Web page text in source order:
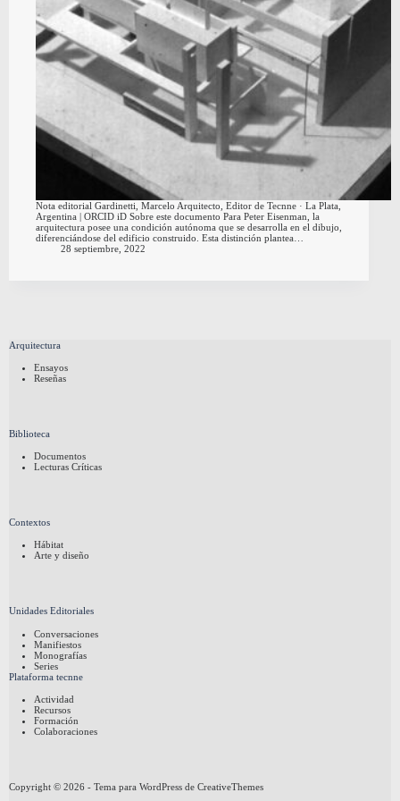
Nota editorial Gardinetti, Marcelo Arquitecto, Editor de Tecnne · La Plata,
Argentina | ORCID iD Sobre este documento Para Peter Eisenman, la
arquitectura posee una condición autónoma que se desarrolla en el dibujo,
diferenciándose del edificio construido. Esta distinción plantea…
28 septiembre, 2022
Arquitectura
Ensayos
Reseñas
Biblioteca
Documentos
Lecturas Críticas
Contextos
Hábitat
Arte y diseño
Unidades Editoriales
Conversaciones
Manifiestos
Monografías
Series
Plataforma tecnne
Actividad
Recursos
Formación
Colaboraciones
Copyright © 2026 - Tema para WordPress de CreativeThemes